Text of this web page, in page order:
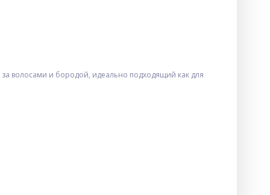
волосами и бородой, идеально подходящий как для